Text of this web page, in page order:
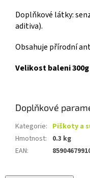
Doplňkové látky:
aditiva).
Obsahuje přírodní
Velikost baleni 300g
Doplňkové
Kategorie: Piškoty a
Hmotnost:
0.3 kg
EAN: